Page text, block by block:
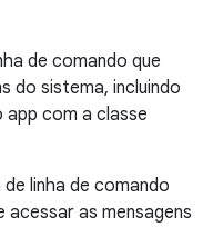
de comando que
do sistema, incluindo
app com a classe
linha de comando
as mensagens